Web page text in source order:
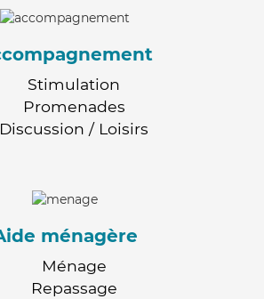
Stimulation
Promenades
Discussion / Loisirs
ménagère
Ménage
Repassage